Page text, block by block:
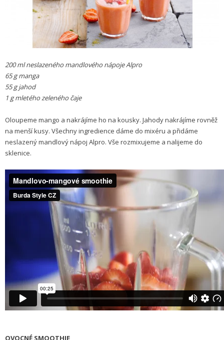
200 ml neslazeného mandlového nápoje Alpro
65 g manga
55 g jahod
1 g mletého zeleného čaje
Oloupeme mango a nakrájíme ho na kousky. Jahody nakrájíme rovněž
na menší kusy. Všechny ingredience dáme do mixéru a přidáme
neslazený mandlový nápoj Alpro. Vše rozmixujeme a nalijeme do
sklenice.
OVOCNÉ SMOOTHIE